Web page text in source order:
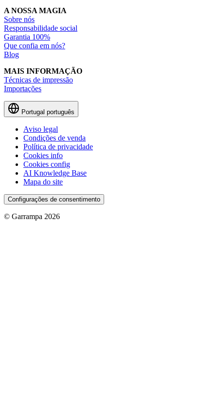
A NOSSA MAGIA
Sobre nós
Responsabilidade social
Garantia 100%
Que confia em nós?
Blog
MAIS INFORMAÇÃO
Técnicas de impressão
Importações
Portugal português
Aviso legal
Condições de venda
Política de privacidade
Cookies info
Cookies config
AI Knowledge Base
Mapa do site
Configurações de consentimento
© Garrampa 2026